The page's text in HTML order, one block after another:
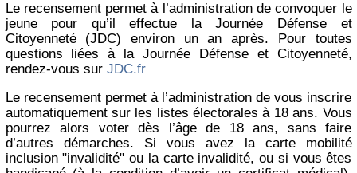
Le recensement permet à l’administration de convoquer le
jeune pour qu’il effectue la Journée Défense et
Citoyenneté (JDC) environ un an après. Pour toutes
questions liées à la Journée Défense et Citoyenneté,
rendez-vous sur JDC.fr
Le recensement permet à l’administration de vous inscrire
automatiquement sur les listes électorales à 18 ans. Vous
pourrez alors voter dès l’âge de 18 ans, sans faire
d’autres démarches. Si vous avez la carte mobilité
inclusion "invalidité" ou la carte invalidité, ou si vous êtes